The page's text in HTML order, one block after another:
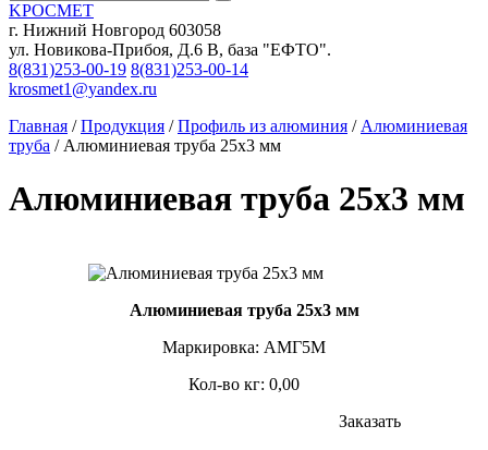
KРОСМЕТ
г. Нижний Новгород 603058
ул. Новикова-Прибоя, Д.6 В, база "ЕФТО".
8(831)253-00-19 8(831)253-00-14
krosmet1@yandex.ru
Главная /Продукция /Профиль из алюминия / Алюминиевая
труба / Алюминиевая труба 25х3 мм
Алюминиевая труба 25х3 мм
Алюминиевая труба 25х3 мм
Маркировка: АМГ5М
Кол-во кг: 0,00
Заказать